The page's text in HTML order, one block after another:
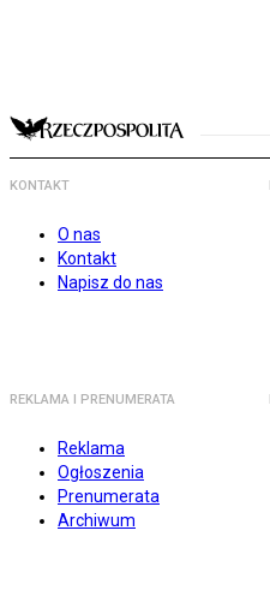
KONTAKT
O nas
Kontakt
Napisz do nas
REKLAMA I PRENUMERATA
Reklama
Ogłoszenia
Prenumerata
Archiwum